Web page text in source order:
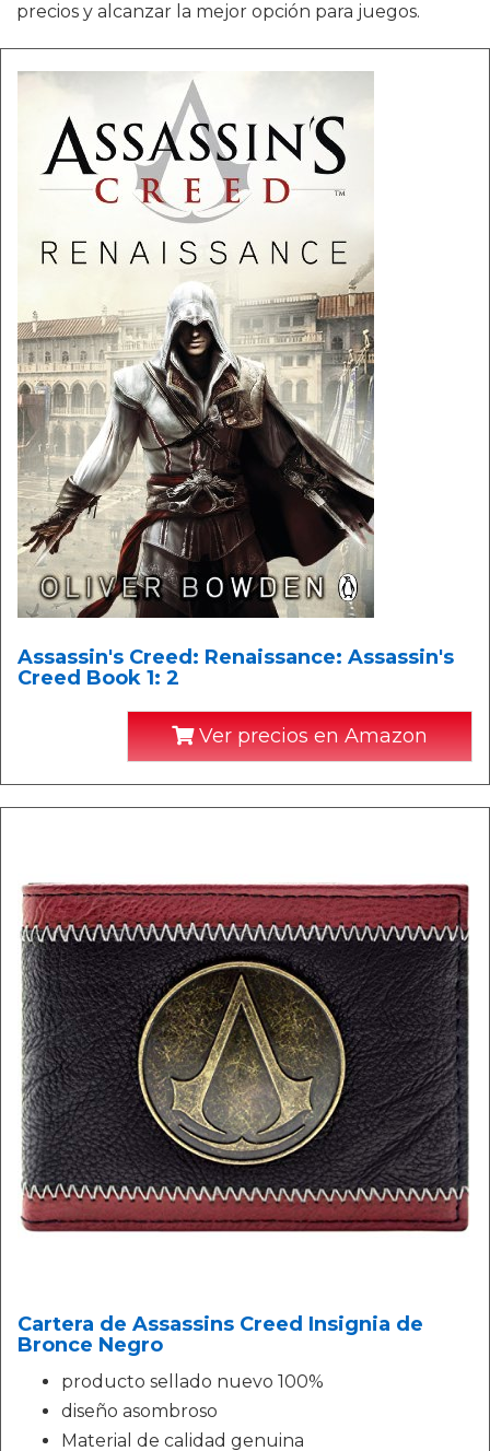
precios y alcanzar la mejor opción para juegos.
Assassin's Creed: Renaissance: Assassin's
Creed Book 1: 2
Ver precios en Amazon
Cartera de Assassins Creed Insignia de
Bronce Negro
producto sellado nuevo 100%
diseño asombroso
Material de calidad genuina